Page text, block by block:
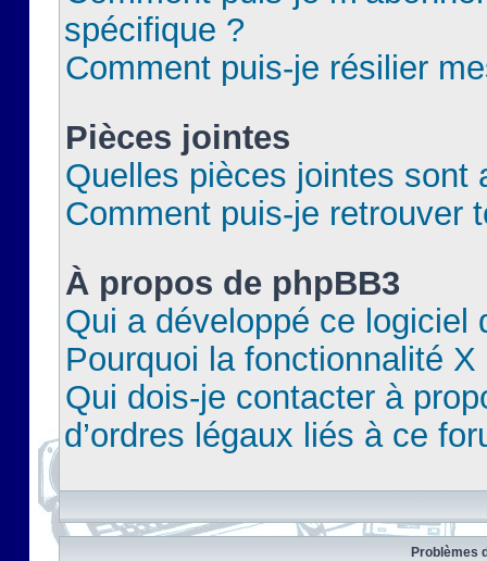
spécifique ?
Comment puis-je résilier
Pièces jointes
Quelles pièces jointes sont
Comment puis-je retrouver
À propos de phpBB3
Qui a développé ce logiciel
Pourquoi la fonctionnalité X
Qui dois-je contacter à
d’ordres légaux liés à ce
Problèmes